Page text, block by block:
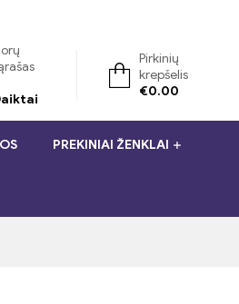
Pirkinių
krepšelis
€0.00
PREKINIAI ŽENKLAI